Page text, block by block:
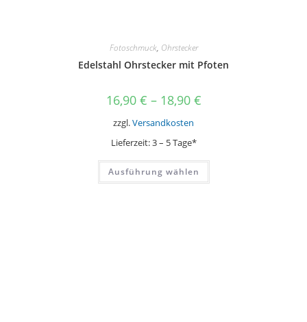
Fotoschmuck, Ohrstecker
Edelstahl Ohrstecker mit Pfoten
16,90 € – 18,90 €
zzgl.Versandkosten
Lieferzeit:3 – 5 Tage*
Ausführung wählen
Dieses
weist